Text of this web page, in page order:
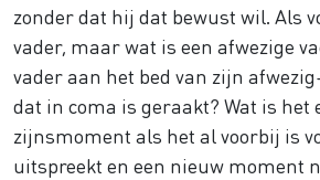
zonder dat hij dat bewust wil. Als
vader, maar wat is een afwezige
vader aan het bed van zijn
dat in coma is geraakt? Wat is het
zijnsmoment als het al voorbij is
uitspreekt en een nieuw moment